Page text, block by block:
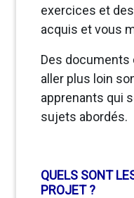
exercices et
acquis et vous
Des
aller plus loin
apprenants qui
sujets abordés.
QUELS SONT
PROJET ?